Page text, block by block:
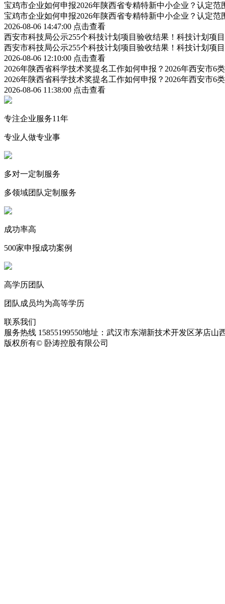
宝鸡市企业如何申报2026年陕西省专精特新中小企业？认定
宝鸡市企业如何申报2026年陕西省专精特新中小企业？认定
2026-08-06 14:47:00 点击查看
西安市科技局公示255个科技计划项目验收结果！科技计划项
西安市科技局公示255个科技计划项目验收结果！科技计划项
2026-08-06 12:10:00 点击查看
2026年陕西省科学技术奖提名工作如何申报？2026年西安市6
2026年陕西省科学技术奖提名工作如何申报？2026年西安市6
2026-08-06 11:38:00 点击查看
专注企业服务11年
专业人做专业事
多对一定制服务
多领域团队定制服务
成功率高
500家申报成功案例
高学历团队
团队成员均为高等学历
联系我们
服务热线 15855199550地址：武汉市东湖新技术开发区茅店山
版权所有© 卧涛控股有限公司